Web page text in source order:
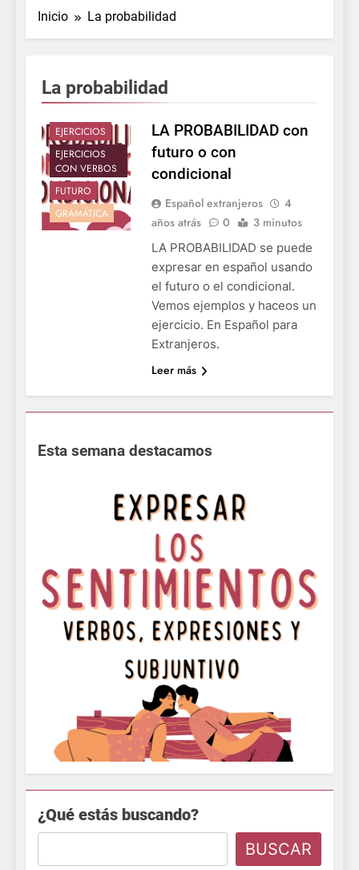
Inicio La probabilidad
La probabilidad
EJERCICIOS
EJERCICIOS
CON VERBOS
FUTURO
GRAMÁTICA
LA PROBABILIDAD con
futuro o con
condicional
Español extranjeros
4
años atrás
0 3 minutos
LA PROBABILIDAD se puede
expresar en español usando
el futuro o el condicional.
Vemos ejemplos y haceos un
ejercicio. En Español para
Extranjeros.
Leer más
Esta semana destacamos
¿Qué estás buscando?
BUSCAR